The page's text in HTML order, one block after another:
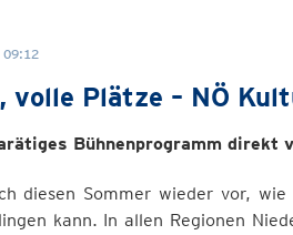
09:12
volle Plätze – NÖ
Bühnenprogramm direkt
diesen Sommer wieder vor,
kann. In allen Regionen